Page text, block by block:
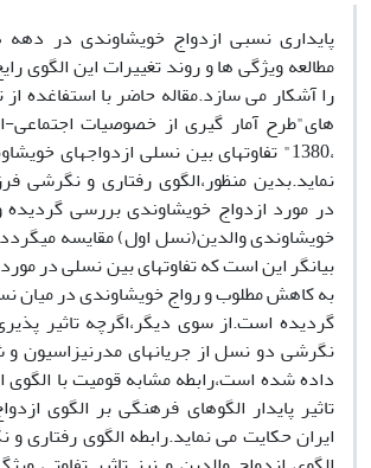
پایداری نسبی ازدواج خویشاوندی در
مطالعه ویژگی ها و روند تغییرات این الگوی
را آشکار می سازد.مقاله حاضر با استفاغده از
های"طرح آمار گیری از خصوصیات اجتماعی-
،1380" تفاوتهای بین نسلی ازدواجهای
نماید.بدین منظور،الگوی رفتاری و نگرشی
در مورد ازدواج خویشاوندی بررسی گردیده
خویشاوندی والدین(نسل اول) مقایسه
بیانگر این است که تفاوتهای بین نسلی در
به کاهش مطلوب و رواج خویشاوندی در میان
گردیده است.از سوی دیگر،اگرچه تاثیر
نگرشی دو نسل از جریانهای مدرنیزاسیون
داده شده است،رابطه مشابه قومیت با
تاثیر پایدار الگوهای فرهنگی بر الگوی
ایران حکایت می نماید.رابطه الگوی رفتاری